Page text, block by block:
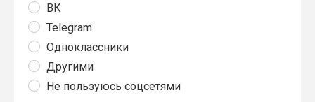
ВК
Telegram
Одноклассники
Другими
Не пользуюсь соцсетями